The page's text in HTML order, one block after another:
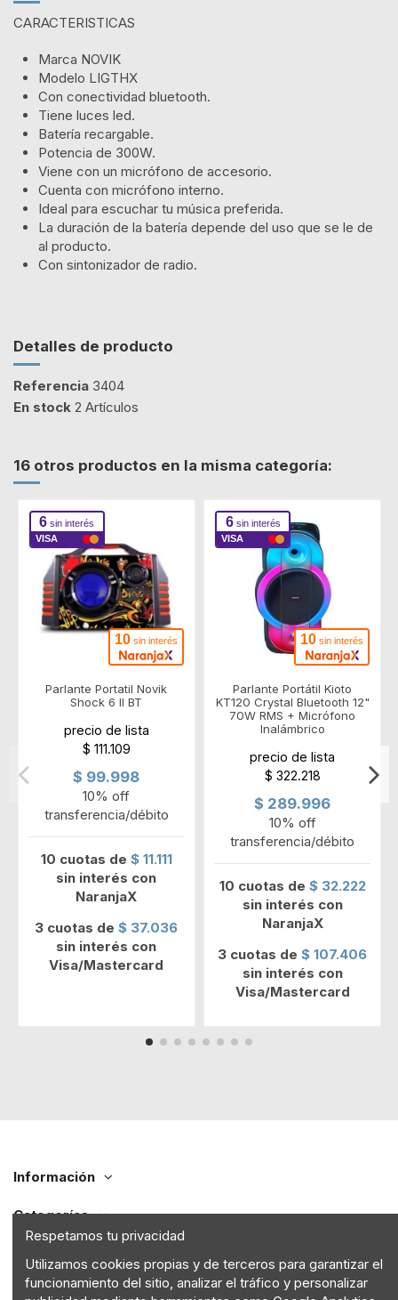
CARACTERISTICAS
Marca NOVIK
Modelo LIGTHX
Con conectividad bluetooth.
Tiene luces led.
Batería recargable.
Potencia de 300W.
Viene con un micrófono de accesorio.
Cuenta con micrófono interno.
Ideal para escuchar tu música preferida.
La duración de la batería depende del uso que se le de
al producto.
Con sintonizador de radio.
Detalles de producto
Referencia 3404
En stock 2 Artículos
16 otros productos en la misma categoría:
6 sin interés
VISA
10sin interés
Parlante Portatil Novik
Shock 6 II BT
precio de lista
$ 111.109
$ 99.998
10% off
transferencia/débito
10 cuotas de $ 11.111
sin interés con
NaranjaX
3 cuotas de$ 37.036
sin interés con
Visa/Mastercard
6sin interés
VISA
10 sin interés
Parlante Portátil Kioto
KT120 Crystal Bluetooth 12"
70W RMS + Micrófono
Inalámbrico
precio de lista
$ 322.218
$ 289.996
10% off
transferencia/débito
10 cuotas de $ 32.222
sin interés con
NaranjaX
3 cuotas de$ 107.406
sin interés con
Visa/Mastercard
Información
Categorías
Seguinos
Respetamos tu privacidad
Utilizamos cookies propias y de terceros para garantizar el
funcionamiento del sitio, analizar el tráfico y personalizar